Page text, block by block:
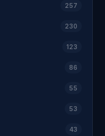
257
230
123
86
55
53
43